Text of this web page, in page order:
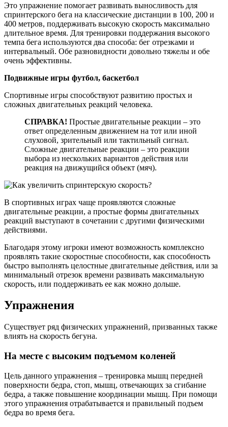
Это упражнение помогает развивать выносливость для
спринтерского бега на классические дистанции в 100, 200 и
400 метров, поддерживать высокую скорость максимально
длительное время. Для тренировки поддержания высокого
темпа бега используются два способа: бег отрезками и
интервальный. Обе разновидности довольно тяжелы и обе
очень эффективны.
Подвижные игры футбол, баскетбол
Спортивные игры способствуют развитию простых и
сложных двигательных реакций человека.
СПРАВКА! Простые двигательные реакции – это
ответ определенным движением на тот или иной
слуховой, зрительный или тактильный сигнал.
Сложные двигательные реакции – это реакции
выбора из нескольких вариантов действия или
реакция на движущийся объект (мяч).
В спортивных играх чаще проявляются сложные
двигательные реакции, а простые формы двигательных
реакций выступают в сочетании с другими физическими
действиями.
Благодаря этому игроки имеют возможность комплексно
проявлять такие скоростные способности, как способность
быстро выполнять целостные двигательные действия, или за
минимальный отрезок времени развивать максимальную
скорость, или поддерживать ее как можно дольше.
Упражнения
Существует ряд физических упражнений, призванных также
влиять на скорость бегуна.
На месте с высоким подъемом коленей
Цель данного упражнения – тренировка мышц передней
поверхности бедра, стоп, мышц, отвечающих за сгибание
бедра, а также повышение координации мышц. При помощи
этого упражнения отрабатывается и правильный подъем
бедра во время бега.